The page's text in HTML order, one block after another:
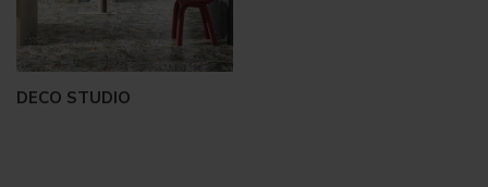
DECO STUDIO